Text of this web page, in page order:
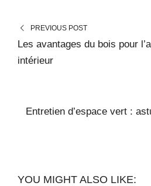
PREVIOUS POST
Les avantages du bois pour
intérieur
Entretien d’espace vert :
YOU MIGHT ALSO LIKE: